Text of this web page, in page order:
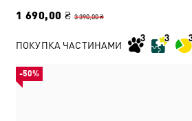
1 690,00 ₴ 3 390,00 ₴
ПОКУПКА ЧАСТИНАМИ
-50%